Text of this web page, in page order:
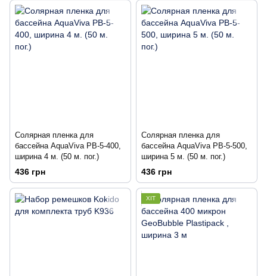
Солярная пленка для
бассейна AquaViva PB-5-400,
ширина 4 м. (50 м. пог.)
436 грн
Солярная пленка для
бассейна AquaViva PB-5-500,
ширина 5 м. (50 м. пог.)
436 грн
ХІТ